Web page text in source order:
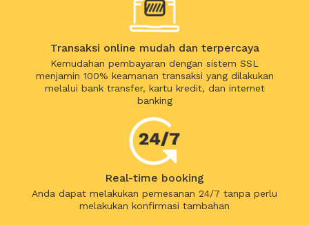
Transaksi online mudah dan terpercaya
Kemudahan pembayaran dengan sistem SSL
menjamin 100% keamanan transaksi yang dilakukan
melalui bank transfer, kartu kredit, dan internet
banking
Real-time booking
Anda dapat melakukan pemesanan 24/7 tanpa perlu
melakukan konfirmasi tambahan